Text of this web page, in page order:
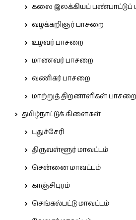
கலை இலக்கியப் பண்பாட்டுப்
வழக்கறிஞர் பாசறை
உழவர் பாசறை
மாணவர் பாசறை
வணிகர் பாசறை
மாற்றுத் திறனாளிகள் பாசறை
தமிழ்நாட்டுக் கிளைகள்
புதுச்சேரி
திருவள்ளூர் மாவட்டம்
சென்னை மாவட்டம்
காஞ்சிபுரம்
செங்கல்பட்டு மாவட்டம்